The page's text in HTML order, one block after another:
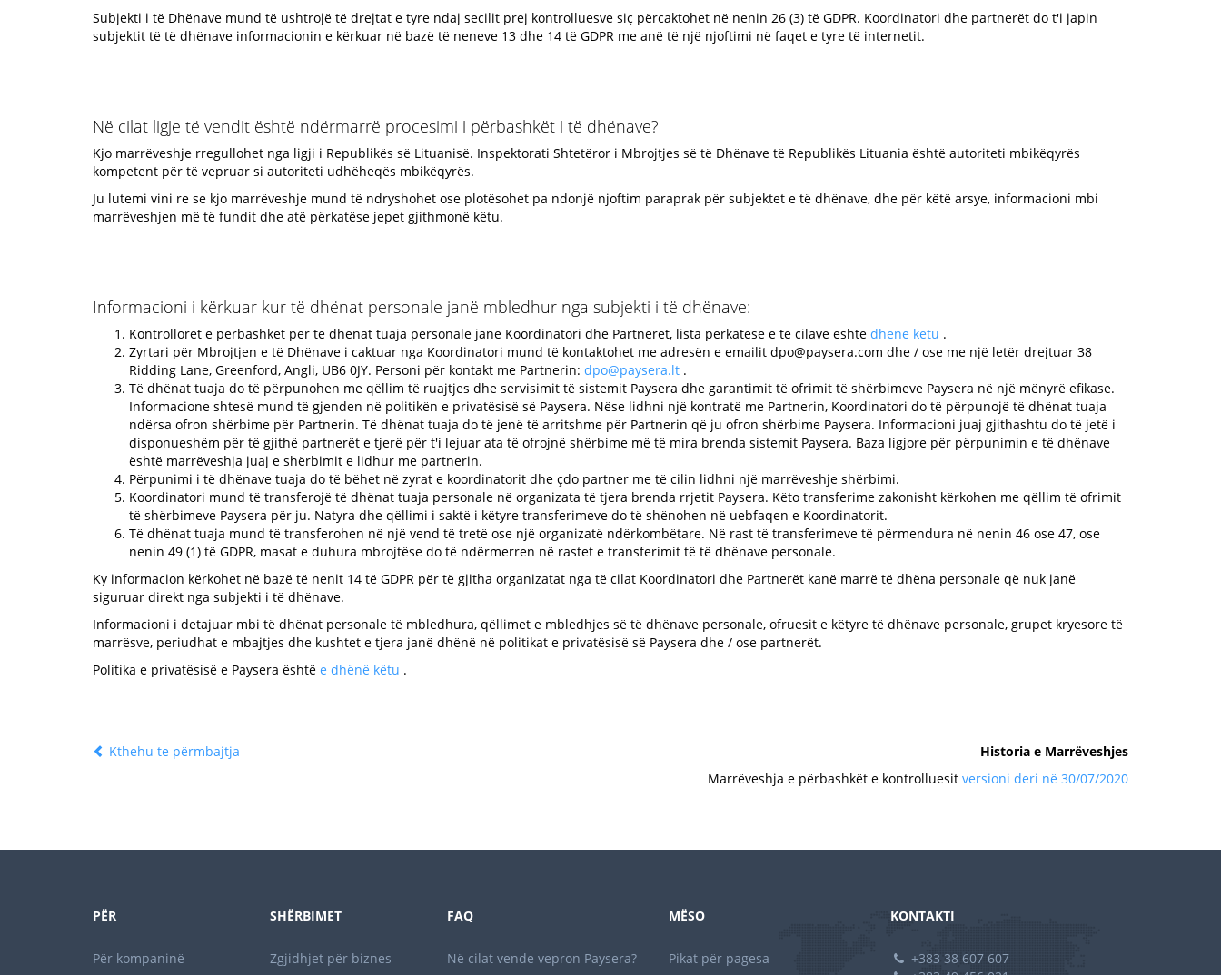
Subjekti i të Dhënave mund të ushtrojë të drejtat e tyre ndaj secilit prej kontrolluesve siç përcaktohet në nenin 26 (3) të GDPR. Koordinatori dhe partnerët do t'i japin
subjektit të të dhënave informacionin e kërkuar në bazë të neneve 13 dhe 14 të GDPR me anë të një njoftimi në faqet e tyre të internetit.
Në cilat ligje të vendit është ndërmarrë procesimi i përbashkët i të dhënave?
Kjo marrëveshje rregullohet nga ligji i Republikës së Lituanisë. Inspektorati Shtetëror i Mbrojtjes së të Dhënave të Republikës Lituania është autoriteti mbikëqyrës
kompetent për të vepruar si autoriteti udhëheqës mbikëqyrës.
Ju lutemi vini re se kjo marrëveshje mund të ndryshohet ose plotësohet pa ndonjë njoftim paraprak për subjektet e të dhënave, dhe për këtë arsye, informacioni mbi
marrëveshjen më të fundit dhe atë përkatëse jepet gjithmonë këtu.
Informacioni i kërkuar kur të dhënat personale janë mbledhur nga subjekti i të dhënave:
Kontrollorët e përbashkët për të dhënat tuaja personale janë Koordinatori dhe Partnerët, lista përkatëse e të cilave është dhënë këtu .
Zyrtari për Mbrojtjen e të Dhënave i caktuar nga Koordinatori mund të kontaktohet me adresën e emailit dpo@paysera.com dhe / ose me një letër drejtuar 38
Ridding Lane, Greenford, Angli, UB6 0JY. Personi për kontakt me Partnerin: dpo@paysera.lt .
Të dhënat tuaja do të përpunohen me qëllim të ruajtjes dhe servisimit të sistemit Paysera dhe garantimit të ofrimit të shërbimeve Paysera në një mënyrë efikase.
Informacione shtesë mund të gjenden në politikën e privatësisë së Paysera. Nëse lidhni një kontratë me Partnerin, Koordinatori do të përpunojë të dhënat tuaja
ndërsa ofron shërbime për Partnerin. Të dhënat tuaja do të jenë të arritshme për Partnerin që ju ofron shërbime Paysera. Informacioni juaj gjithashtu do të jetë i
disponueshëm për të gjithë partnerët e tjerë për t'i lejuar ata të ofrojnë shërbime më të mira brenda sistemit Paysera. Baza ligjore për përpunimin e të dhënave
është marrëveshja juaj e shërbimit e lidhur me partnerin.
Përpunimi i të dhënave tuaja do të bëhet në zyrat e koordinatorit dhe çdo partner me të cilin lidhni një marrëveshje shërbimi.
Koordinatori mund të transferojë të dhënat tuaja personale në organizata të tjera brenda rrjetit Paysera. Këto transferime zakonisht kërkohen me qëllim të ofrimit
të shërbimeve Paysera për ju. Natyra dhe qëllimi i saktë i këtyre transferimeve do të shënohen në uebfaqen e Koordinatorit.
Të dhënat tuaja mund të transferohen në një vend të tretë ose një organizatë ndërkombëtare. Në rast të transferimeve të përmendura në nenin 46 ose 47, ose
nenin 49 (1) të GDPR, masat e duhura mbrojtëse do të ndërmerren në rastet e transferimit të të dhënave personale.
Ky informacion kërkohet në bazë të nenit 14 të GDPR për të gjitha organizatat nga të cilat Koordinatori dhe Partnerët kanë marrë të dhëna personale që nuk janë
siguruar direkt nga subjekti i të dhënave.
Informacioni i detajuar mbi të dhënat personale të mbledhura, qëllimet e mbledhjes së të dhënave personale, ofruesit e këtyre të dhënave personale, grupet kryesore të
marrësve, periudhat e mbajtjes dhe kushtet e tjera janë dhënë në politikat e privatësisë së Paysera dhe / ose partnerët.
Politika e privatësisë e Paysera është e dhënë këtu .
Kthehu te përmbajtja
Historia e Marrëveshjes
Marrëveshja e përbashkët e kontrolluesit versioni deri në 30/07/2020
PËR
Për kompaninë
SHËRBIMET
Zgjidhjet për biznes
FAQ
Në cilat vende vepron Paysera?
MËSO
Pikat për pagesa
KONTAKTI
+383 38 607 607